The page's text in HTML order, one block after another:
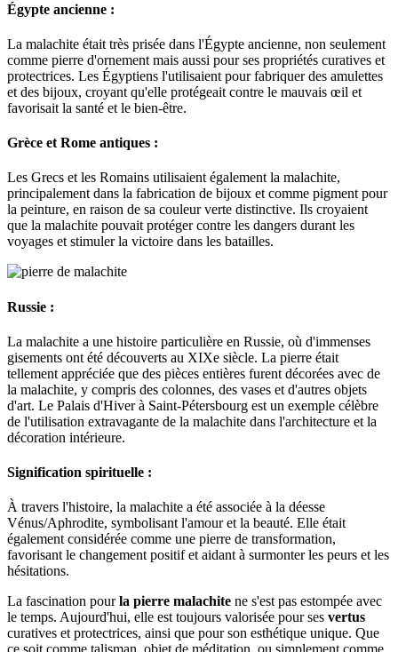
Égypte ancienne :
La malachite était très prisée dans l'Égypte ancienne, non seulement
comme pierre d'ornement mais aussi pour ses propriétés curatives et
protectrices. Les Égyptiens l'utilisaient pour fabriquer des amulettes
et des bijoux, croyant qu'elle protégeait contre le mauvais œil et
favorisait la santé et le bien-être.
Grèce et Rome antiques :
Les Grecs et les Romains utilisaient également la malachite,
principalement dans la fabrication de bijoux et comme pigment pour
la peinture, en raison de sa couleur verte distinctive. Ils croyaient
que la malachite pouvait protéger contre les dangers durant les
voyages et stimuler la victoire dans les batailles.
Russie :
La malachite a une histoire particulière en Russie, où d'immenses
gisements ont été découverts au XIXe siècle. La pierre était
tellement appréciée que des pièces entières furent décorées avec de
la malachite, y compris des colonnes, des vases et d'autres objets
d'art. Le Palais d'Hiver à Saint-Pétersbourg est un exemple célèbre
de l'utilisation extravagante de la malachite dans l'architecture et la
décoration intérieure.
Signification spirituelle :
À travers l'histoire, la malachite a été associée à la déesse
Vénus/Aphrodite, symbolisant l'amour et la beauté. Elle était
également considérée comme une pierre de transformation,
favorisant le changement positif et aidant à surmonter les peurs et les
hésitations.
La fascination pourla pierre malachite ne s'est pas estompée avec
le temps. Aujourd'hui, elle est toujours valorisée pour ses vertus
curatives et protectrices, ainsi que pour son esthétique unique. Que